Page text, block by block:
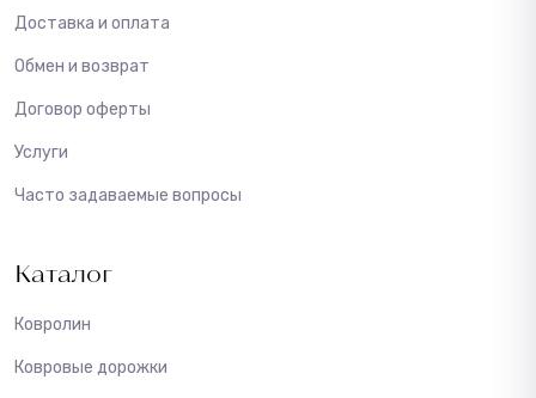
Доставка и оплата
Обмен и возврат
Договор оферты
Услуги
Часто задаваемые вопросы
Каталог
Ковролин
Ковровые дорожки